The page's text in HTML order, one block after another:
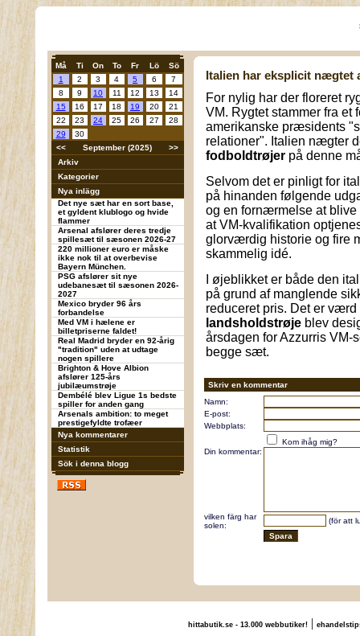
Må Ti On To Fr Lö
Sö
1
2 3 4 5 6
7
8
9 10 11 12 13
14
15
16 17 18 19 20
21
22
23 24 25 26 27
28
29
30
<<
September (2025)
>>
Arkiv
Kategorier
Nya inlägg
Det nye sæt har en sort base,
et gyldent klublogo og hvide
flammer
Arsenal afslører deres tredje
spillesæt til sæsonen 2026-27
220 millioner euro er måske
ikke nok til at overbevise
Bayern München.
PSG afslører sit nye
udebanesæt til sæsonen 2026-
2027
Mexico bryder 96 års
forbandelse
Med VM i hælene er
billetpriserne faldet!
Real Madrid bryder en 92-årig
"tradition" uden at udtage
nogen spillere
Brighton & Hove Albion
afslører 125-års
jubilæumstrøje
Dembélé blev Ligue 1s bedste
spiller for anden gang
Arsenals ambition: to meget
prestigefyldte trofæer
Nya kommentarer
Statistik
Sök i denna blogg
Italien har eksplicit nægtet
For nylig har der floreret
VM. Rygtet stammer fra et
amerikanske præsidents
relationer". Italien nægter
fodboldtrøjer på denne
Selvom det er pinligt for
på hinanden følgende
og en fornærmelse at blive
at VM-kvalifikation
glorværdig historie og fire
skammelig idé.
I øjeblikket er både den
på grund af manglende
reduceret pris. Det er
landsholdstrøje blev
årsdagen for Azzurris VM-
begge sæt.
Skriv en kommentar
Namn:
E-post:
Webbplats:
Kom ihåg mig?
Din kommentar:
vilken färg har
solen:
(för att
hittabutik.se - 13.000 webbutiker!|